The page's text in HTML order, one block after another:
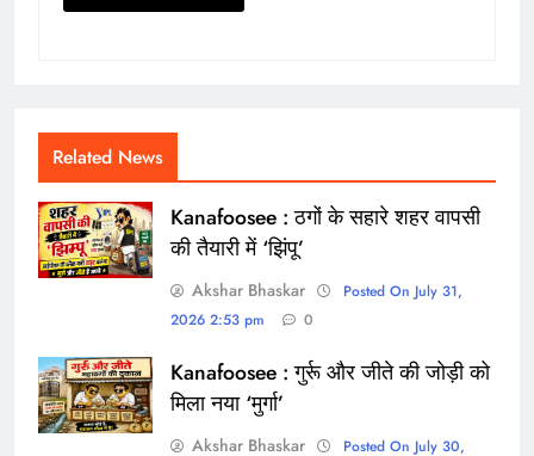
Related News
Kanafoosee : ठगों के सहारे शहर वापसी
की तैयारी में ‘झिंपू’
Akshar Bhaskar
Posted On July 31,
2026 2:53 pm
0
Kanafoosee : गुर्रू और जीते की जोड़ी को
मिला नया ‘मुर्गा’
Akshar Bhaskar Posted On July 30,